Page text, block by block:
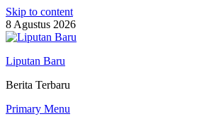
Skip to content
8 Agustus 2026
Liputan Baru
Berita Terbaru
Primary Menu